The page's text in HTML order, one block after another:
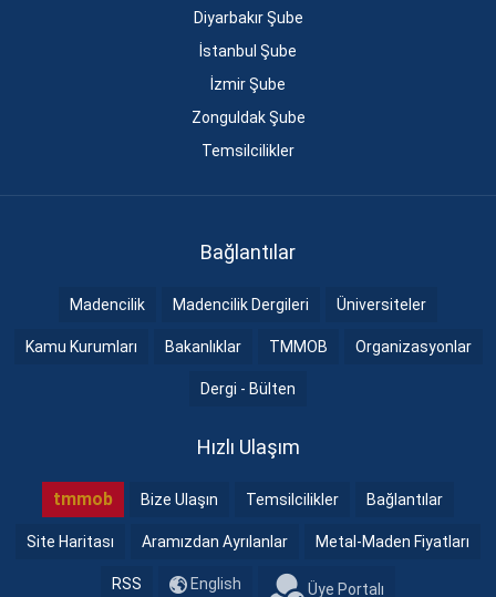
Diyarbakır Şube
İstanbul Şube
İzmir Şube
Zonguldak Şube
Temsilcilikler
Bağlantılar
Madencilik Madencilik Dergileri Üniversiteler
Kamu Kurumları Bakanlıklar TMMOB Organizasyonlar
Dergi - Bülten
Hızlı Ulaşım
tmmob Bize Ulaşın Temsilcilikler Bağlantılar
Site Haritası Aramızdan Ayrılanlar Metal-Maden Fiyatları
RSS English Üye Portalı